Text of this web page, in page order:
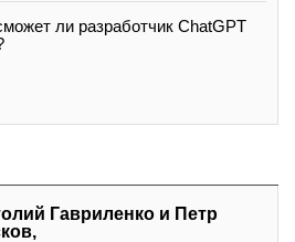
ли разработчик ChatGPT
Гавриленко и Петр